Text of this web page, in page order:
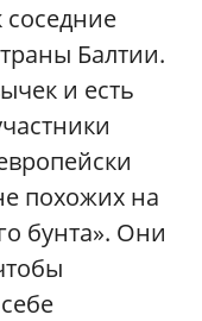
соседние
Балтии.
и есть
похожих на
бунта». Они